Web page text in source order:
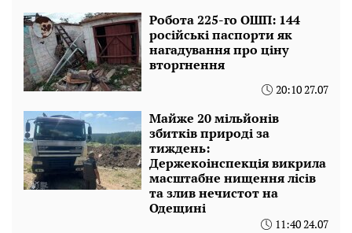
Робота 225-го ОШП: 144
російські паспорти як
нагадування про ціну
вторгнення
20:10 27.07
Майже 20 мільйонів
збитків природі за
тиждень:
Держекоінспекція викрила
масштабне нищення лісів
та злив нечистот на
Одещині
11:40 24.07